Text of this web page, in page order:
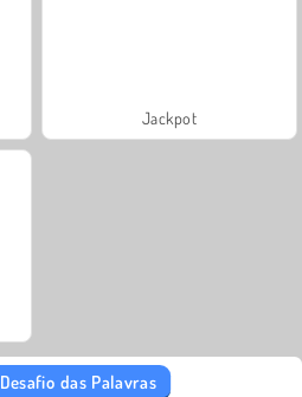
Jackpot
Desafio das Palavras